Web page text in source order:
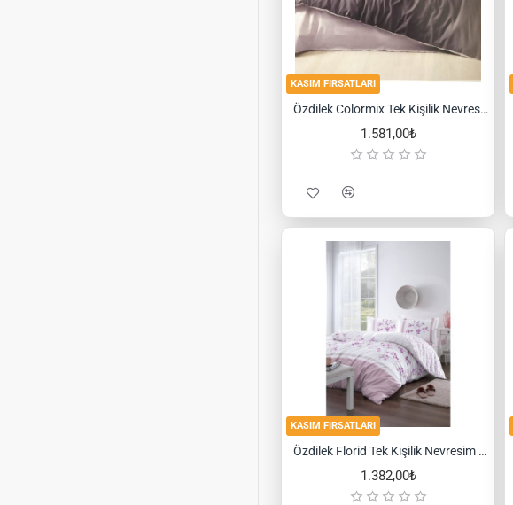
KASIM FIRSATLARI
Özdilek Colormix Tek Kişilik Nevresim Takımı Antrasit Gri
1.581,00₺
KASIM FIRSATLARI
Özdilek Florid Tek Kişilik Nevresim Takımı
1.382,00₺